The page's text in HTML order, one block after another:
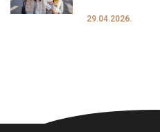
29.04.2026.